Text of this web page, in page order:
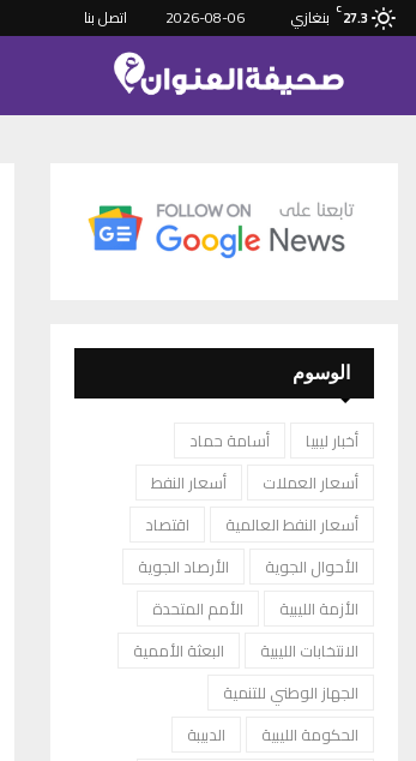
27.3
C بنغازي 2026-08-06 اتصل بنا
الوسوم
أخبار ليبيا
أسامة حماد
أسعار العملات
أسعار النفط
أسعار النفط العالمية
اقتصاد
الأحوال الجوية
الأرصاد الجوية
الأزمة الليبية
الأمم المتحدة
الانتخابات الليبية
البعثة الأممية
الجهاز الوطني للتنمية
الحكومة الليبية
الدبيبة